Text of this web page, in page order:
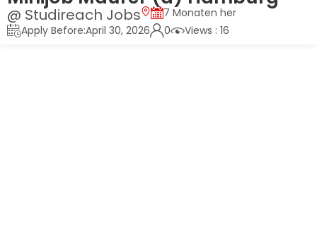
@ Studireach Jobs
7 Monaten her
Apply Before:April 30, 2026
0 Views : 16